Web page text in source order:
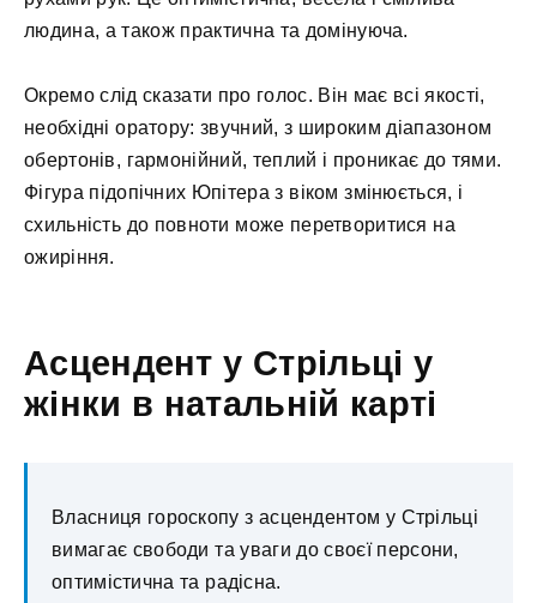
людина, а також практична та домінуюча.
Окремо слід сказати про голос. Він має всі якості,
необхідні оратору: звучний, з широким діапазоном
обертонів, гармонійний, теплий і проникає до тями.
Фігура підопічних Юпітера з віком змінюється, і
схильність до повноти може перетворитися на
ожиріння.
Асцендент у Стрільці у
жінки в натальній карті
Власниця гороскопу з асцендентом у Стрільці
вимагає свободи та уваги до своєї персони,
оптимістична та радісна.